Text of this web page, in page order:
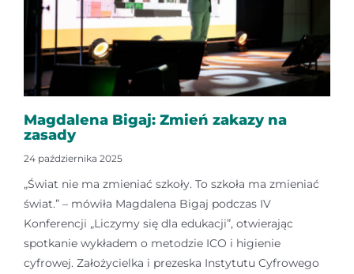
Magdalena Bigaj: Zmień zakazy na
zasady
24 października 2025
„Świat nie ma zmieniać szkoły. To szkoła ma zmieniać
świat.” – mówiła Magdalena Bigaj podczas IV
Konferencji „Liczymy się dla edukacji”, otwierając
spotkanie wykładem o metodzie ICO i higienie
cyfrowej. Założycielka i prezeska Instytutu Cyfrowego